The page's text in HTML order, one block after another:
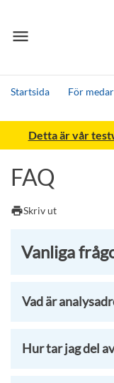
menu
Meny
Startsida För
Sök
Andra
Detta är vår
FAQ
printSkriv ut
Vanliga
Vad är
Hur tar jag del